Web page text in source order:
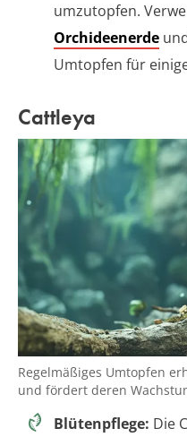
umzutopfen.
Orchideenerde
Umtopfen für
Cattleya
Regelmäßiges Umtopfen
und fördert deren
Blütenpflege: Die